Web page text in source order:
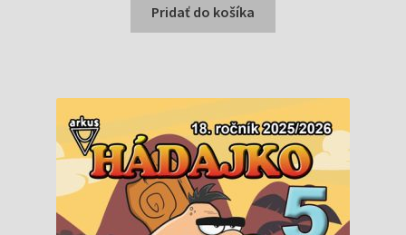
bola:
1,49 €.
je:
1,39 €.
Pridať do košíka